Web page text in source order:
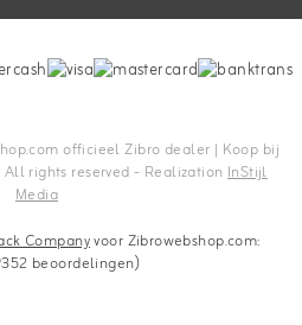
officieel Zibro dealer | Koop bij
rights reserved - Realization InStijl
Media
Companyvoor Zibrowebshop.com:
beoordelingen)